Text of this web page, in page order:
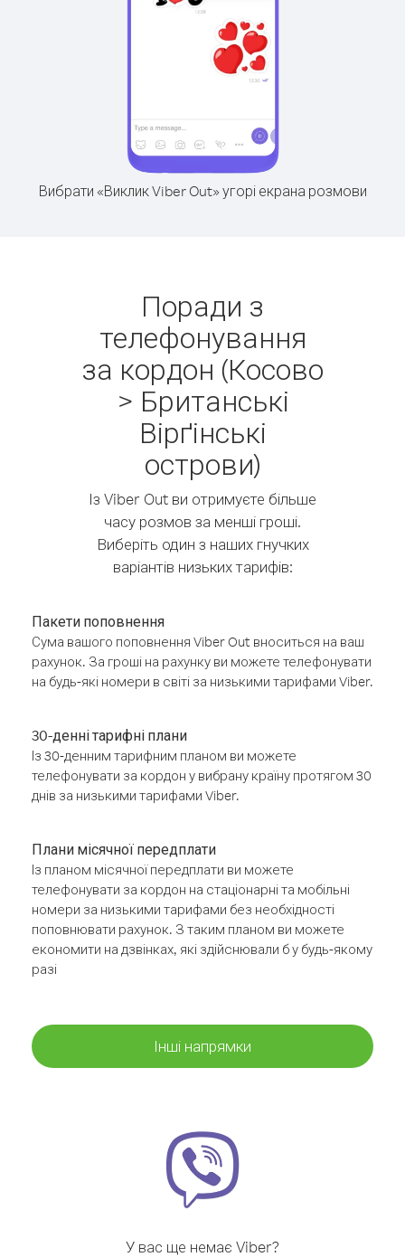
Вибрати «Виклик Viber Out» угорі екрана розмови
Поради з
телефонування
за кордон (Косово
> Британські
Вірґінські
острови)
Із Viber Out ви отримуєте більше
часу розмов за менші гроші.
Виберіть один з наших гнучких
варіантів низьких тарифів:
Пакети поповнення
Сума вашого поповнення Viber Out вноситься на ваш
рахунок. За гроші на рахунку ви можете телефонувати
на будь-які номери в світі за низькими тарифами Viber.
30-денні тарифні плани
Із 30-денним тарифним планом ви можете
телефонувати за кордон у вибрану країну протягом 30
днів за низькими тарифами Viber.
Плани місячної передплати
Із планом місячної передплати ви можете
телефонувати за кордон на стаціонарні та мобільні
номери за низькими тарифами без необхідності
поповнювати рахунок. З таким планом ви можете
економити на дзвінках, які здійснювали б у будь-якому
разі
Інші напрямки
У вас ще немає Viber?